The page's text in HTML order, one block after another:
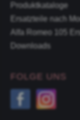
Produktkataloge
Ersatzteile nach
Alfa Romeo 105
Downloads
FOLGE UNS